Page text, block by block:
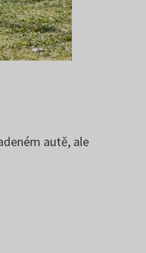
autě, ale